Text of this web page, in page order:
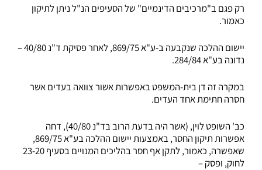
רק פגם ב"מרכיבים הדינמיים" של הסעיפים הנ"ל ניתן לתיקון
כאמור.
יישום ההלכה שנקבעה ב-ע"א 869/75, לאחר פסיקת ד"נ 40/80 –
נדונה בע"א 284/84.
במקרה זה דן בית-המשפט באפשרות אשור צוואה בעדים אשר
חסרה חתימת אחד העדים.
כב' השופט לוין, (אשר היה בדעת הרוב בד"נ 40/80), דחה
אפשרות תיקון החסר, באמצעות יישום ההלכה בע"א 869/75,
שאפשרה, כאמור, לתקן אף חסר בהליכים המנויים בסעיף 23-20
לחוק, ופסק –